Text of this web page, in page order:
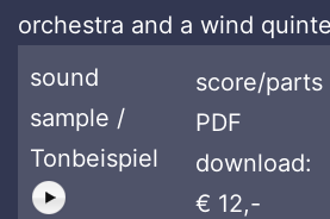
orchestra and a wind
sound
sample /
Tonbeispiel
score/parts
PDF
download:
€ 12,-